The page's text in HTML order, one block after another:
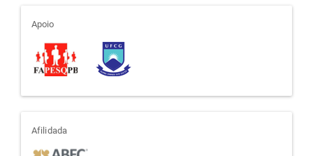
apoio
Apoio
afiliada
Afilidada